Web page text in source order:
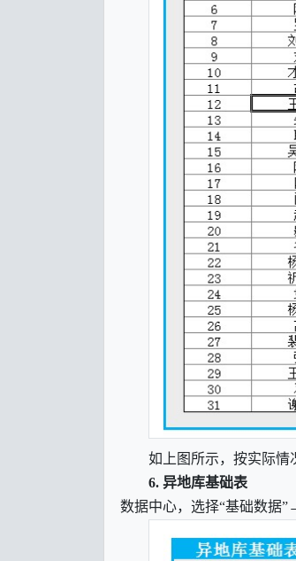
如上图所示，按实际情
6. 异地库基础表
数据中心，选择“基础数据